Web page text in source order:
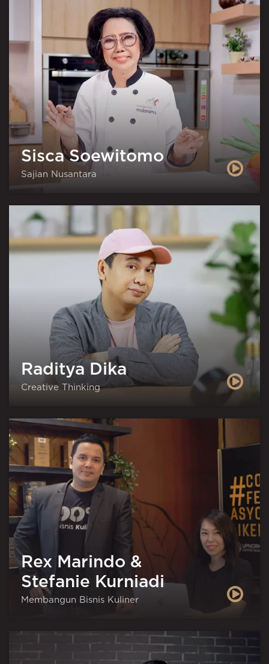
Sisca Soewitomo
Sajian Nusantara
Raditya Dika
Creative Thinking
Rex Marindo &
Stefanie Kurniadi
Membangun Bisnis Kuliner